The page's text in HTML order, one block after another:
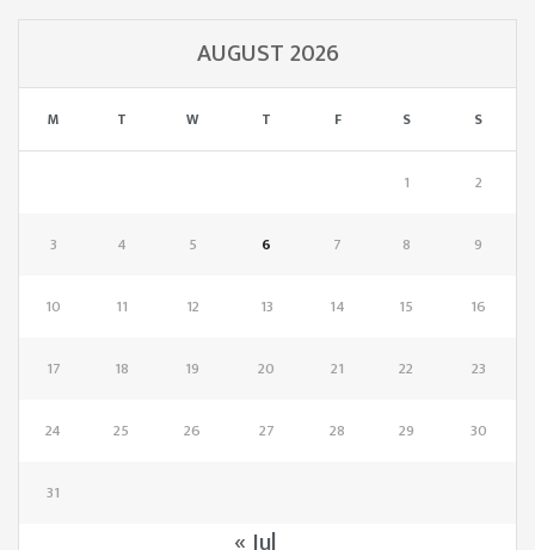
AUGUST 2026
M T W T F S S
1 2
3 4 5 6 7 8 9
10 11 12 13 14 15 16
17 18 19 20 21 22 23
24 25 26 27 28 29 30
31